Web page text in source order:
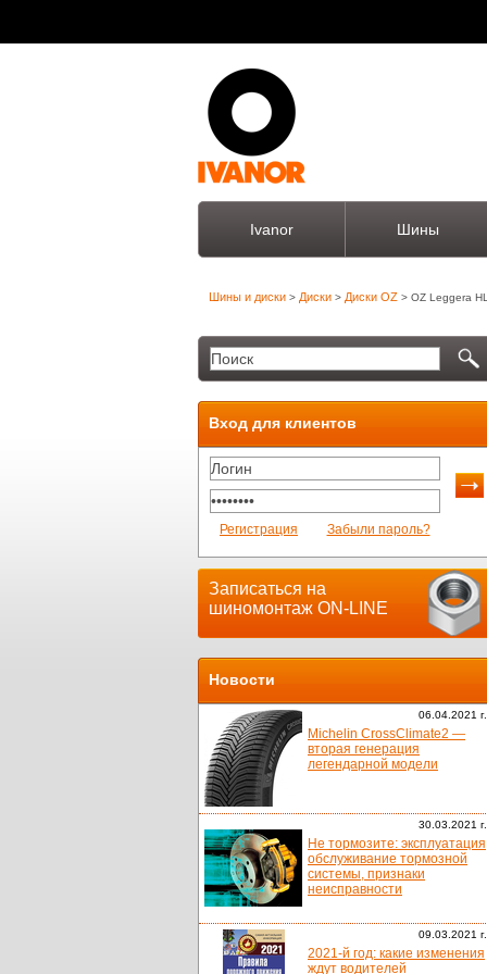
Ivanor Шины
Шины и диски > Диски > Диски OZ > OZ Leggera
Вход для клиентов
Регистрация Забыли пароль?
Записаться на
шиномонтаж ON-LINE
Новости
06.04.2021 г.
Michelin CrossClimate2 —
вторая генерация
легендарной модели
30.03.2021 г.
Не тормозите:
обслуживание тормозной
системы, признаки
неисправности
09.03.2021 г.
2021-й год: какие изменения
ждут водителей